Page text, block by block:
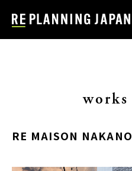
works
RE MAISON NAKANO